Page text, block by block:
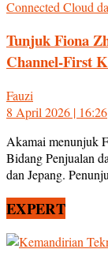
Tunjuk Fiona
Channel-First
Fauzi
8 April 2026 | 16:26
Akamai menunjuk
Bidang Penjualan
dan Jepang.
EXPERT